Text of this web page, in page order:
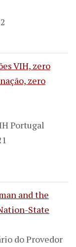
VIH, zero
zero
Portugal
and the
State
do Provedor